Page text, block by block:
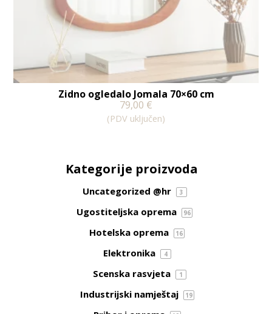
Zidno ogledalo Jomala 70×60 cm
79,00 €
(PDV uključen)
Kategorije proizvoda
Uncategorized @hr 3
Ugostiteljska oprema 96
Hotelska oprema 16
Elektronika 4
Scenska rasvjeta 1
Industrijski namještaj 19